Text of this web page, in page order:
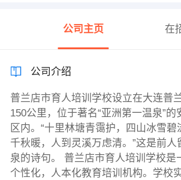
公司主页 在
公司介绍
普兰店市育人培训学校设立在大连普
150公里，位于著名“亚洲第一温泉”
区内。“十里林塘青霭护，四山冰雪碧
千秋暖，人到灵溪万虑清。”这是前人
泉的诗句。 普兰店市育人培训学校是
个性化，人本化教育培训机构。学校